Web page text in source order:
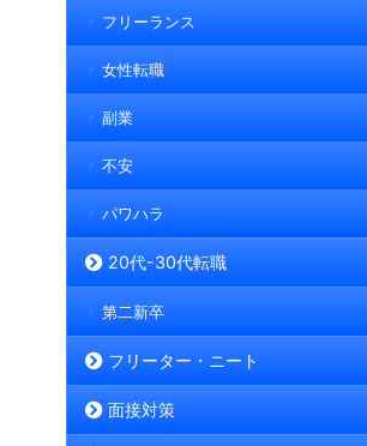
フリーランス
女性転職
副業
不安
パワハラ
20代-30代転職
第二新卒
フリーター・ニート
面接対策